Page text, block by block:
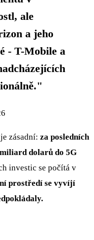
ale
a jeho
- T-Mobile a
zásadní: za posledních
dolarů do 5G
investic se počítá v
prostředí se vyvíjí